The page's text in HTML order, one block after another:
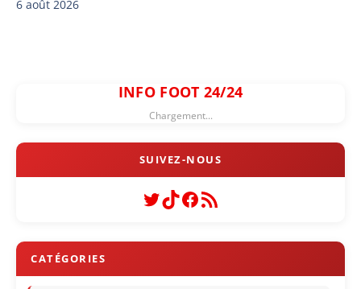
6 août 2026
INFO FOOT 24/24
Chargement...
Twitter
TikTok
Facebook
Flux RSS